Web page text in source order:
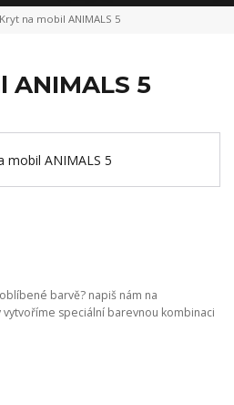
Kryt na mobil ANIMALS 5
5
barvě? napiš nám na
speciální barevnou kombinaci